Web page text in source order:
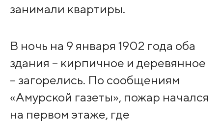
занимали квартиры.
В ночь на 9 января 1902 года оба
здания – кирпичное и деревянное
– загорелись. По сообщениям
«Амурской газеты», пожар начался
на первом этаже, где